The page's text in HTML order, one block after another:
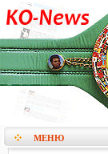
МЕНЮ